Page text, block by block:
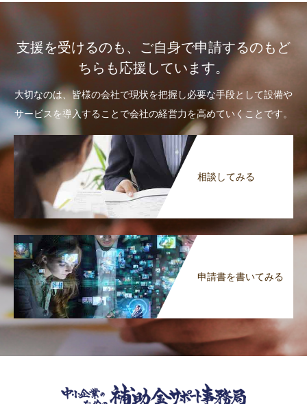
支援を受けるのも、ご自身で申請するのもど
ちらも応援しています。
大切なのは、皆様の会社で現状を把握し必要な手段として設備や
サービスを導入することで会社の経営力を高めていくことです。
相談してみる
申請書を書いてみる